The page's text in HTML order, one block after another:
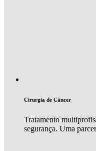
Cirurgia de Câncer
Tratamento
segurança. Uma